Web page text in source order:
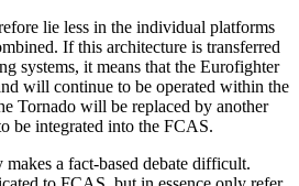
lie less in the individual platforms
If this architecture is transferred
systems, it means that the Eurofighter
will continue to be operated within the
Tornado will be replaced by an­other
be in­te­grated into the FCAS.
a fact-based debate difficult.